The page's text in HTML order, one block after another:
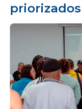
priorizados